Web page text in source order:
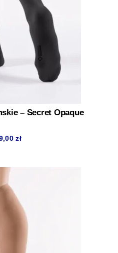
– Secret Opaque
zł